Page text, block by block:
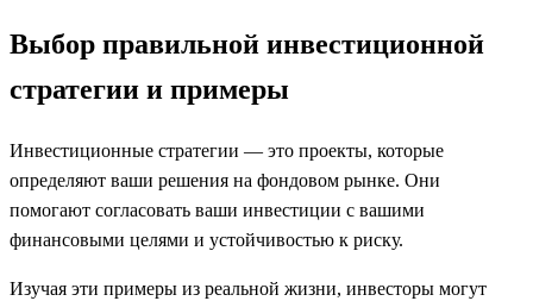
Выбор правильной инвестиционной
стратегии и примеры
Инвестиционные стратегии — это проекты, которые
определяют ваши решения на фондовом рынке. Они
помогают согласовать ваши инвестиции с вашими
финансовыми целями и устойчивостью к риску.
Изучая эти примеры из реальной жизни, инвесторы могут